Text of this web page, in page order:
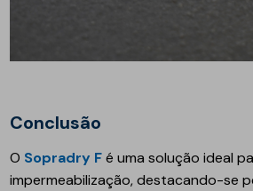
Conclusão
O Sopradry Fé uma solução ideal
impermeabilização, destacando-se